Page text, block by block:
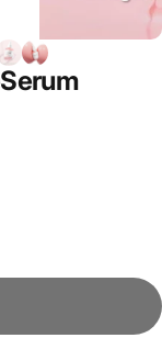
Serum